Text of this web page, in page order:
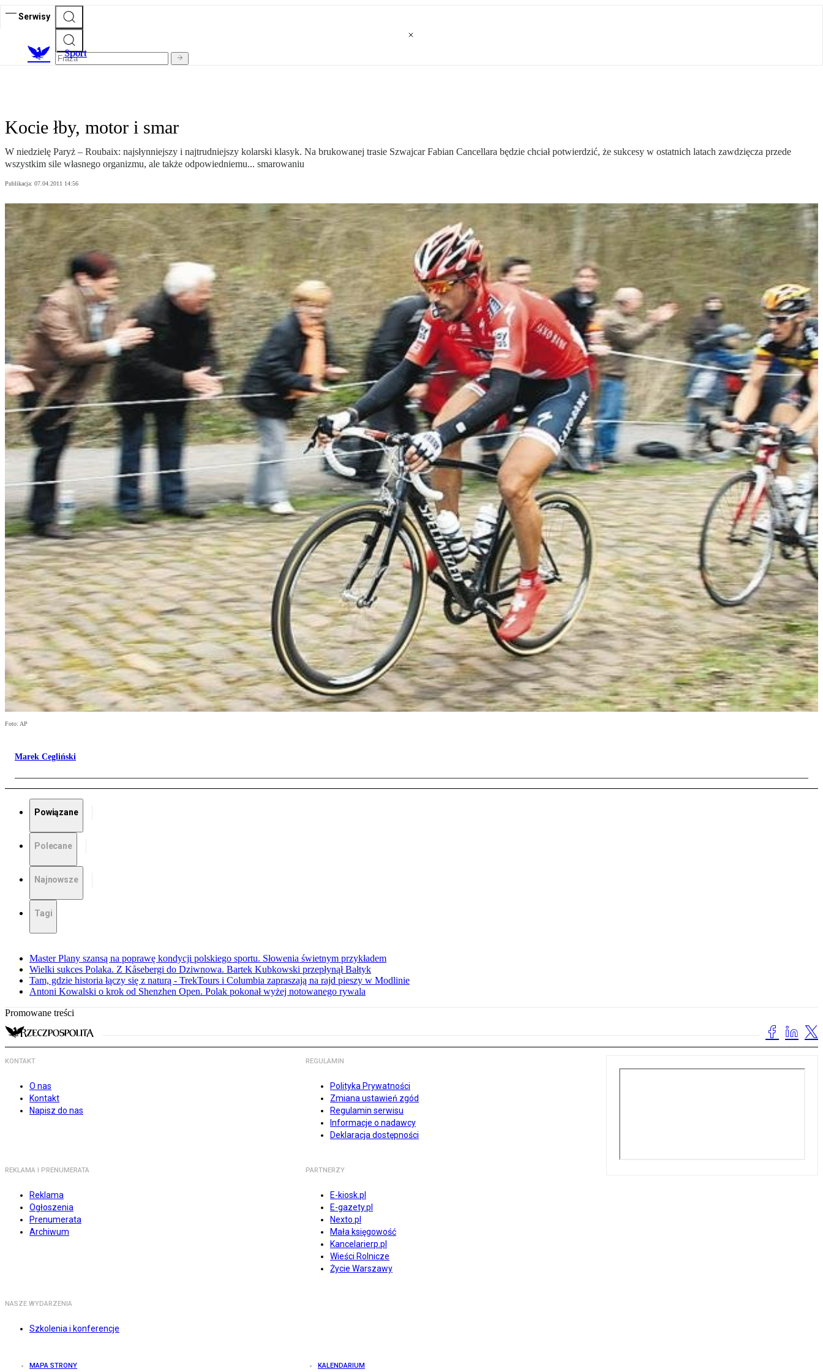
Serwisy
Sport
Kocie łby, motor i smar
W niedzielę Paryż – Roubaix: najsłynniejszy i najtrudniejszy kolarski klasyk. Na brukowanej trasie Szwajcar Fabian Cancellara będzie chciał potwierdzić, że sukcesy w ostatnich latach zawdzięcza przede
wszystkim sile własnego organizmu, ale także odpowiedniemu... smarowaniu
Publikacja: 07.04.2011 14:56
Foto: AP
Marek Cegliński
Powiązane
Polecane
Najnowsze
Tagi
Master Plany szansą na poprawę kondycji polskiego sportu. Słowenia świetnym przykładem
Wielki sukces Polaka. Z Kåsebergi do Dziwnowa. Bartek Kubkowski przepłynął Bałtyk
Tam, gdzie historia łączy się z naturą - TrekTours i Columbia zapraszają na rajd pieszy w Modlinie
Antoni Kowalski o krok od Shenzhen Open. Polak pokonał wyżej notowanego rywala
Promowane treści
KONTAKT
O nas
Kontakt
Napisz do nas
REGULAMIN
Polityka Prywatności
Zmiana ustawień zgód
Regulamin serwisu
Informacje o nadawcy
Deklaracja dostępności
REKLAMA I PRENUMERATA
Reklama
Ogłoszenia
Prenumerata
Archiwum
PARTNERZY
E-kiosk.pl
E-gazety.pl
Nexto.pl
Mała księgowość
Kancelarierp.pl
Wieści Rolnicze
Życie Warszawy
NASZE WYDARZENIA
Szkolenia i konferencje
MAPA STRONY KALENDARIUM